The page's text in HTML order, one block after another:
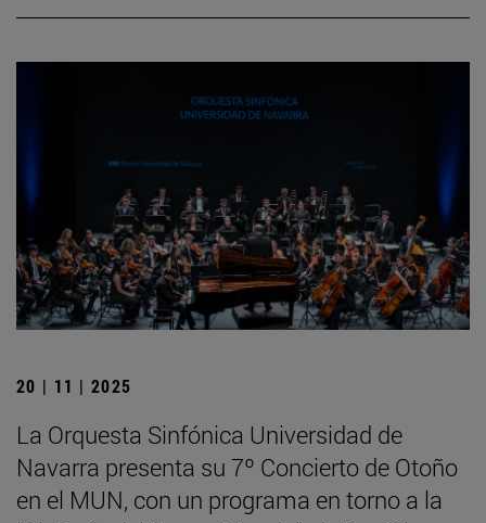
20 | 11 | 2025
La Orquesta Sinfónica Universidad de
Navarra presenta su 7º Concierto de Otoño
en el MUN, con un programa en torno a la